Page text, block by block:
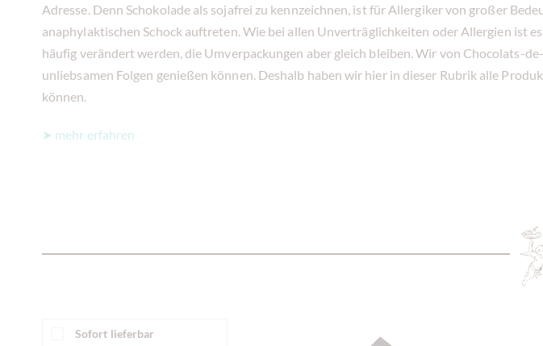
Adresse. Denn Schokolade als sojafrei zu kennzeichnen, ist für Allergiker von großer
anaphylaktischen Schock auftreten. Wie bei allen Unverträglichkeiten oder Allergien ist
häufig verändert werden, die Umverpackungen aber gleich bleiben. Wir von Chocolats-
unliebsamen Folgen genießen können. Deshalb haben wir hier in dieser Rubrik alle
können.
➤ mehr erfahren
Sofort lieferbar